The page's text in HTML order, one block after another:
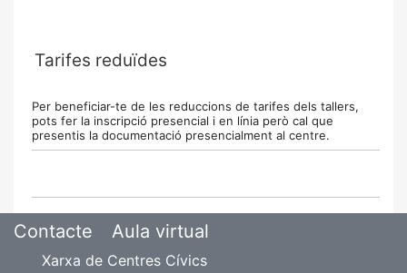
Tarifes reduïdes
Per beneficiar-te de les reduccions de tarifes dels tallers,
pots fer la inscripció presencial i en línia però cal que
presentis la documentació presencialment al centre.
Contacte Aula virtual
Xarxa de Centres Cívics